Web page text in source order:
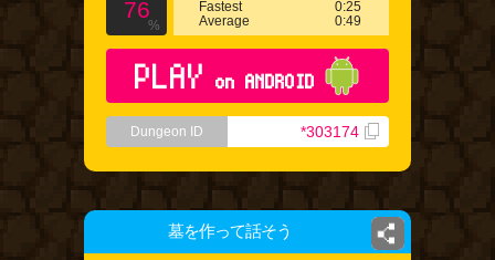
76
%
Fastest
0:25
Average
0:49
PLAY on ANDROID
Dungeon ID *303174
墓を作って話そう